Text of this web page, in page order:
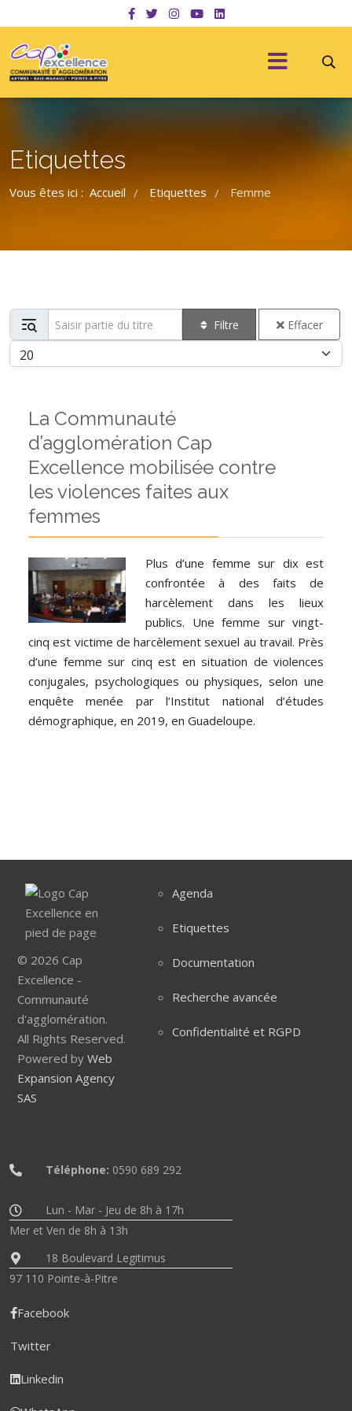
Etiquettes
Vous êtes ici : Accueil / Etiquettes / Femme
Saisir partie du titre Filtre Effacer
Afficher #
La Communauté
d’agglomération Cap
Excellence mobilisée contre
les violences faites aux
femmes
Plus d’une femme sur dix est
confrontée à des faits de
harcèlement dans les lieux
publics. Une femme sur vingt-
cinq est victime de harcèlement sexuel au travail. Près
d’une femme sur cinq est en situation de violences
conjugales, psychologiques ou physiques, selon une
enquête menée par l’Institut national d’études
démographique, en 2019, en Guadeloupe.
© 2026 Cap
Excellence -
Communauté
d'agglomération.
All Rights Reserved.
Powered by Web
Expansion Agency
SAS
Agenda
Etiquettes
Documentation
Recherche avancée
Confidentialité et RGPD
Téléphone: 0590 689 292
Lun - Mar - Jeu de 8h à 17h
Mer et Ven de 8h à 13h
18 Boulevard Legitimus
97 110 Pointe-à-Pitre
Facebook
Twitter
Linkedin